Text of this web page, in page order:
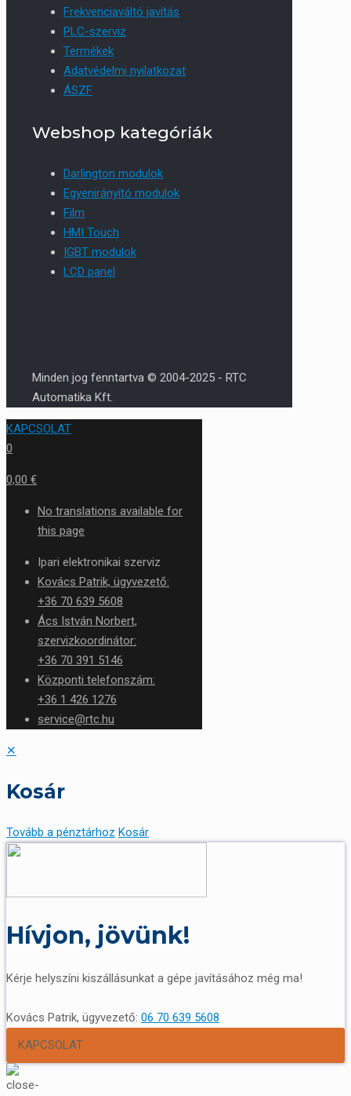
Frekvenciaváltó javítás
PLC-szerviz
Termékek
Adatvédelmi nyilatkozat
ÁSZF
Webshop kategóriák
Darlington modulok
Egyenirányító modulok
Film
HMI Touch
IGBT modulok
LCD panel
Minden jog fenntartva © 2004-2025 - RTC
Automatika Kft.
KAPCSOLAT
0
0,00 €
No translations available for
this page
Ipari elektronikai szerviz
Kovács Patrik, ügyvezető:
+36 70 639 5608
Ács István Norbert,
szervizkoordinátor:
+36 70 391 5146
Központi telefonszám:
+36 1 426 1276
service@rtc.hu
✕
Kosár
Tovább a pénztárhoz Kosár
Hívjon, jövünk!
Kérje helyszíni kiszállásunkat a gépe javításához még ma!
Kovács Patrik, ügyvezető: 06 70 639 5608
KAPCSOLAT